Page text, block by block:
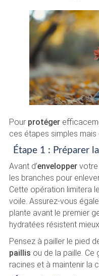
Pour protéger
ces étapes simples mais
Étape 1 : Préparer
Avant d’enveloppervotre
les branches pour
Cette opération limitera
voile. Assurez-vous
plante avant le premier
hydratées résistent
Pensez à pailler le pied
paillis ou de la paille.
racines et à maintenir la